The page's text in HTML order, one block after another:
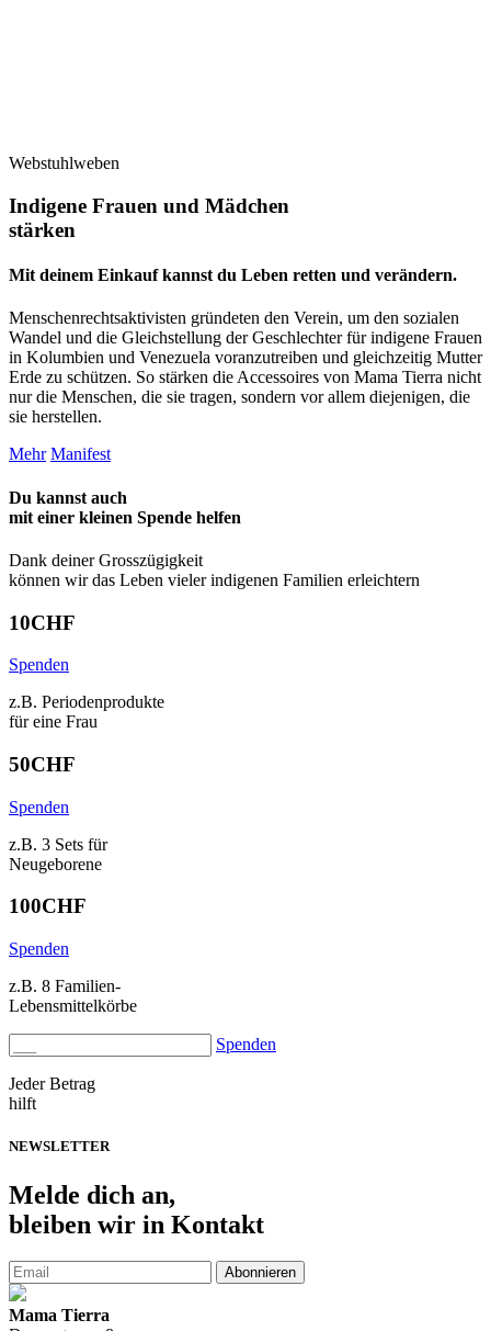
Webstuhlweben
Indigene Frauen und Mädchen
stärken
Mit deinem Einkauf kannst du Leben retten und verändern.
Menschenrechtsaktivisten gründeten den Verein, um den sozialen
Wandel und die Gleichstellung der Geschlechter für indigene Frauen
in Kolumbien und Venezuela voranzutreiben und gleichzeitig Mutter
Erde zu schützen. So stärken die Accessoires von Mama Tierra nicht
nur die Menschen, die sie tragen, sondern vor allem diejenigen, die
sie herstellen.
Mehr Manifest
Du kannst auch
mit einer kleinen Spende helfen
Dank deiner Grosszügigkeit
können wir das Leben vieler indigenen Familien erleichtern
10CHF
Spenden
z.B. Periodenprodukte
für eine Frau
50CHF
Spenden
z.B. 3 Sets für
Neugeborene
100CHF
Spenden
z.B. 8 Familien-
Lebensmittelkörbe
Spenden
Jeder Betrag
hilft
NEWSLETTER
Melde dich an,
bleiben wir in Kontakt
Abonnieren
Mama Tierra